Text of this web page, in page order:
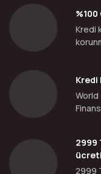
Kredi
Kredi
World
2999
2999